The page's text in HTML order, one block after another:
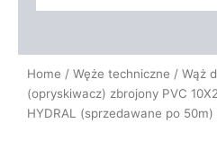
Home / Węże techniczne / Wąż
(opryskiwacz) zbrojony PVC
HYDRAL (sprzedawane po